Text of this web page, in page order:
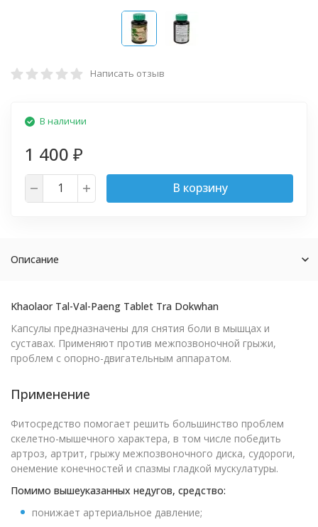
Написать отзыв
В наличии
1 400 ₽
В корзину
Описание
Khaolaor Tal-Val-Paeng Tablet Tra Dokwhan
Капсулы предназначены для снятия боли в мышцах и
суставах. Применяют против межпозвоночной грыжи,
проблем с опорно-двигательным аппаратом.
Применение
Фитосредство помогает решить большинство проблем
скелетно-мышечного характера, в том числе победить
артроз, артрит, грыжу межпозвоночного диска, судороги,
онемение конечностей и спазмы гладкой мускулатуры.
Помимо вышеуказанных недугов, средство:
понижает артериальное давление;